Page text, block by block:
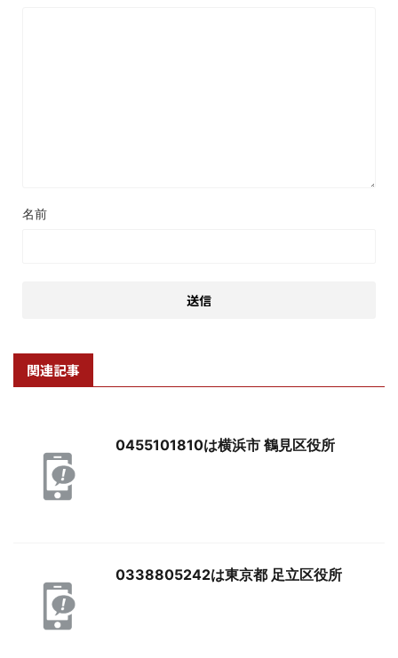
名前
関連記事
0455101810は横浜市 鶴見区役所
0338805242は東京都 足立区役所